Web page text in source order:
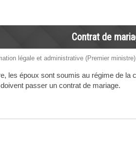
Contrat de
légale et administrative (Premier ministre)
les époux sont soumis au régime de
passer un contrat de mariage.